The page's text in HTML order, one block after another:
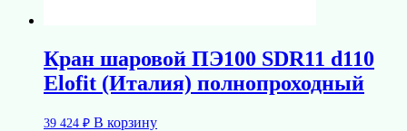
Кран шаровой ПЭ100 SDR11 d110
Elofit (Италия) полнопроходный
39 424 ₽ В корзину